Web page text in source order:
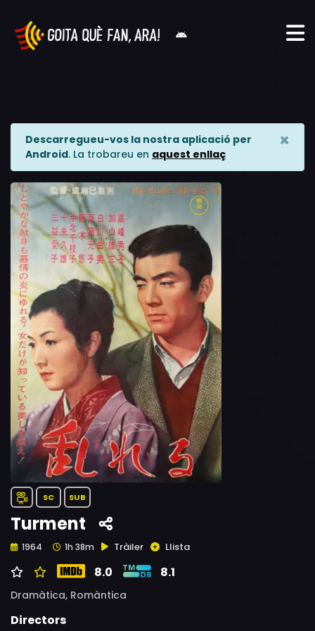
Descarregueu-vos la nostra aplicació per
Android. La trobareu en aquest enllaç
×
SC SUB
Turment
1964 1h 38m Tràiler Llista
8.0 8.1
Dramàtica, Romàntica
Directors